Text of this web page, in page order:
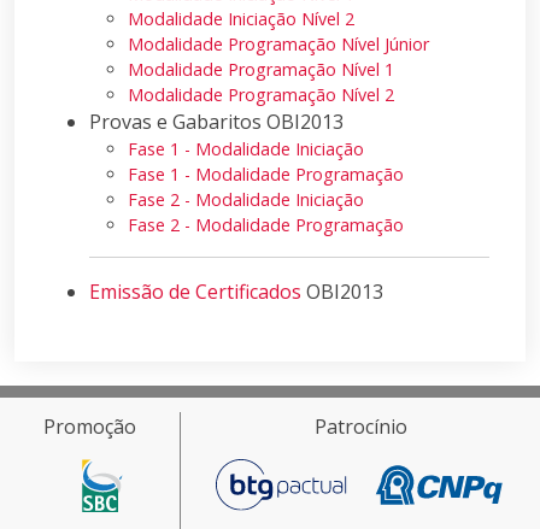
Modalidade Iniciação Nível 2
Modalidade Programação Nível Júnior
Modalidade Programação Nível 1
Modalidade Programação Nível 2
Provas e Gabaritos OBI2013
Fase 1 - Modalidade Iniciação
Fase 1 - Modalidade Programação
Fase 2 - Modalidade Iniciação
Fase 2 - Modalidade Programação
Emissão de Certificados OBI2013
Promoção Patrocínio